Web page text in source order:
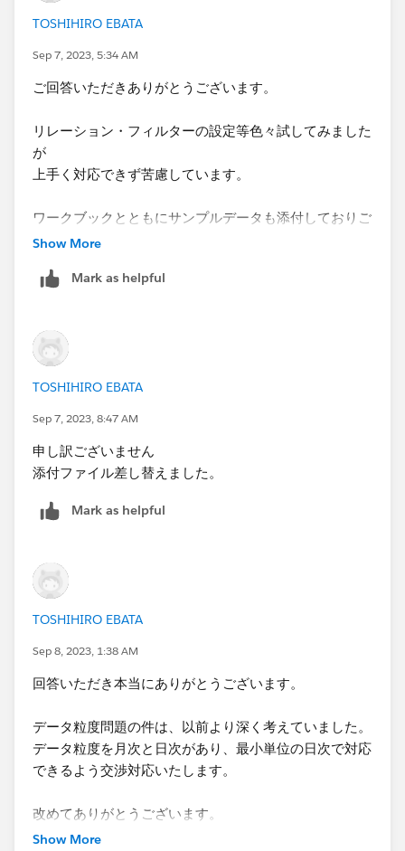
TOSHIHIRO EBATA
Sep 7, 2023, 5:34 AM
ご回答いただきありがとうございます。
リレーション・フィルターの設定等色々試してみました
が
上手く対応できず苦慮しています。
ワークブックとともにサンプルデータも添付しておりご
教示いただくこと可能でしょうか
Show More
Mark as helpful
TOSHIHIRO EBATA
Sep 7, 2023, 8:47 AM
申し訳ございません
添付ファイル差し替えました。
Mark as helpful
TOSHIHIRO EBATA
Sep 8, 2023, 1:38 AM
回答いただき本当にありがとうございます。
データ粒度問題の件は、以前より深く考えていました。
データ粒度を月次と日次があり、最小単位の日次で対応
できるよう交渉対応いたします。
​改めてありがとうございます。
Show More